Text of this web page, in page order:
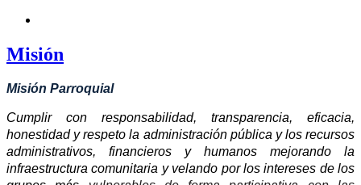
Misión
Misión Parroquial
Cumplir con responsabilidad, transparencia, eficacia,
honestidad y respeto la administración pública y los recursos
administrativos, financieros y humanos mejorando la
infraestructura comunitaria y velando por los intereses de los